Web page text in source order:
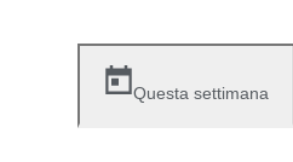
Questa settimana